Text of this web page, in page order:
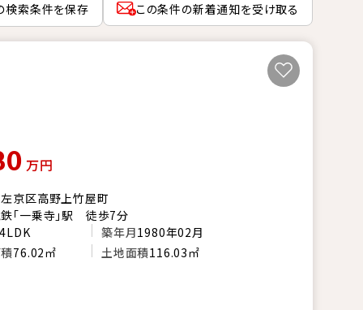
検索条件を保存 この条件の新着通知を受け取る
万円
京区高野上竹屋町
「一乗寺」駅 徒歩7分
4LDK 築年月1980年02月
76.02㎡ 土地面積116.03㎡